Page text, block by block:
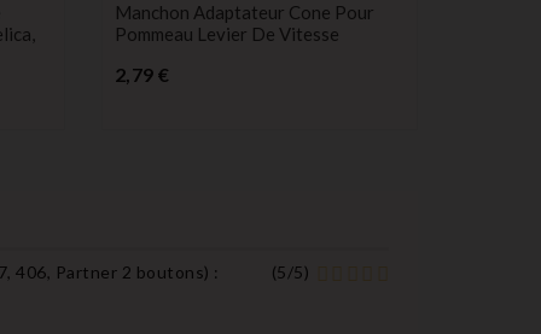
Manchon Adaptateur Cone Pour
Pommeau Levier De Vitesse
2,79 €
406, Partner 2 boutons) : (5/5)